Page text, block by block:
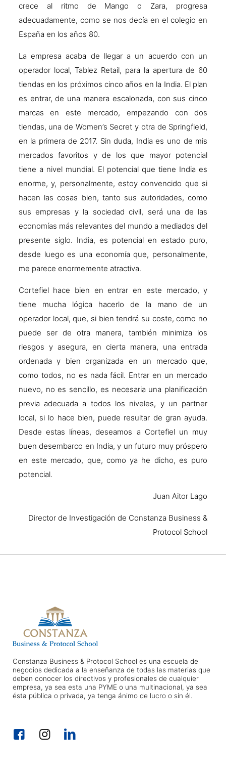
crece al ritmo de Mango o Zara, progresa
adecuadamente, como se nos decía en el colegio en
España en los años 80.
La empresa acaba de llegar a un acuerdo con un
operador local, Tablez Retail, para la apertura de 60
tiendas en los próximos cinco años en la India. El plan
es entrar, de una manera escalonada, con sus cinco
marcas en este mercado, empezando con dos
tiendas, una de Women’s Secret y otra de Springfield,
en la primera de 2017. Sin duda, India es uno de mis
mercados favoritos y de los que mayor potencial
tiene a nivel mundial. El potencial que tiene India es
enorme, y, personalmente, estoy convencido que si
hacen las cosas bien, tanto sus autoridades, como
sus empresas y la sociedad civil, será una de las
economías más relevantes del mundo a mediados del
presente siglo. India, es potencial en estado puro,
desde luego es una economía que, personalmente,
me parece enormemente atractiva.
Cortefiel hace bien en entrar en este mercado, y
tiene mucha lógica hacerlo de la mano de un
operador local, que, si bien tendrá su coste, como no
puede ser de otra manera, también minimiza los
riesgos y asegura, en cierta manera, una entrada
ordenada y bien organizada en un mercado que,
como todos, no es nada fácil. Entrar en un mercado
nuevo, no es sencillo, es necesaria una planificación
previa adecuada a todos los niveles, y un partner
local, si lo hace bien, puede resultar de gran ayuda.
Desde estas líneas, deseamos a Cortefiel un muy
buen desembarco en India, y un futuro muy próspero
en este mercado, que, como ya he dicho, es puro
potencial.
Juan Aitor Lago
Director de Investigación de Constanza Business &
Protocol School
Constanza Business & Protocol School es una escuela de
negocios dedicada a la enseñanza de todas las materias que
deben conocer los directivos y profesionales de cualquier
empresa, ya sea esta una PYME o una multinacional, ya sea
ésta pública o privada, ya tenga ánimo de lucro o sin él.